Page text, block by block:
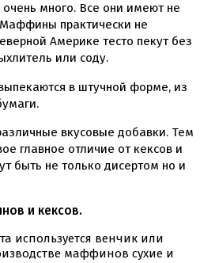
пищевого принтера
пряников и печенья
форм для пряников
Формы для пряников
шоколада и конфет
для праздника
цветов (пищевая флористика)
для мастики и марципана
для моделирования
Скалки
Утюжки
много. Все они имеют не
практически не
Америке тесто пекут без
или соду.
в штучной форме, из
вкусовые добавки. Тем
главное отличие от кексов и
быть не только дисертом но и
и кексов.
используется венчик или
маффинов сухие и